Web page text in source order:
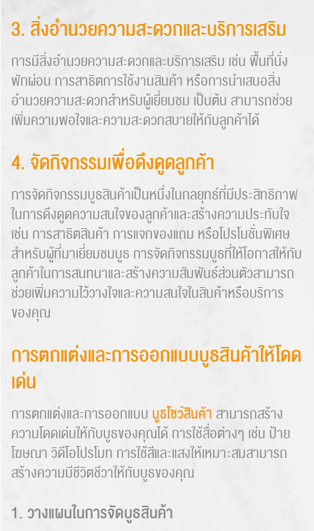
3. สิ่งอำนวยความสะดวกและบริการเสริม
การมีสิ่งอำนวยความสะดวกและบริการเสริม เช่น พื้นที่นั่ง
พักผ่อน การสาธิตการใช้งานสินค้า หรือการนำเสนอสิ่ง
อำนวยความสะดวกสำหรับผู้เยี่ยมชม เป็นต้น สามารถช่วย
เพิ่มความพอใจและความสะดวกสบายให้กับลูกค้าได้
4. จัดกิจกรรมเพื่อดึงดูดลูกค้า
การจัดกิจกรรมบูธสินค้าเป็นหนึ่งในกลยุทธ์ที่มีประสิทธิภาพ
ในการดึงดูดความสนใจของลูกค้าและสร้างความประทับใจ
เช่น การสาธิตสินค้า การแจกของแถม หรือโปรโมชั่นพิเศษ
สำหรับผู้ที่มาเยี่ยมชมบูธ การจัดกิจกรรมบูธที่ให้โอกาสให้กับ
ลูกค้าในการสนทนาและสร้างความสัมพันธ์ส่วนตัวสามารถ
ช่วยเพิ่มความไว้วางใจและความสนใจในสินค้าหรือบริการ
ของคุณ
การตกแต่งและการออกแบบบูธสินค้าให้โดด
เด่น
การตกแต่งและการออกแบบ บูธโชว์สินค้า สามารถสร้าง
ความโดดเด่นให้กับบูธของคุณได้ การใช้สื่อต่างๆ เช่น ป้าย
โฆษณา วิดีโอโปรโมท การใช้สีและแสงให้เหมาะสมสามารถ
สร้างความมีชีวิตชีวาให้กับบูธของคุณ
1. วางแผนในการจัดบูธสินค้า